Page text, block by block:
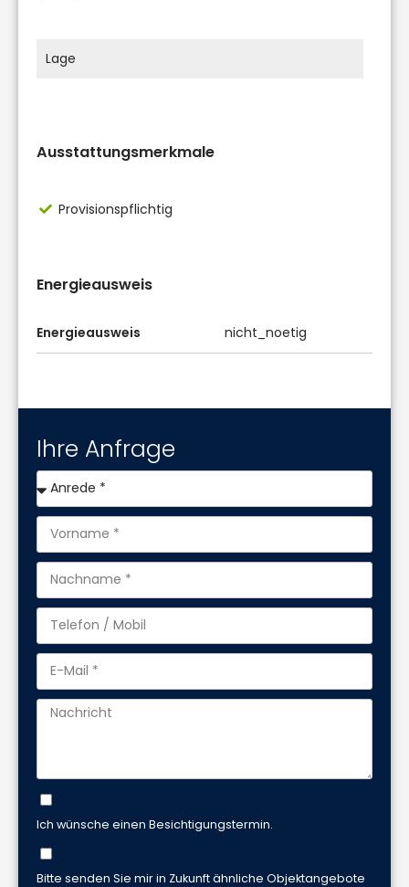
Lage
Ausstattungsmerkmale
Provisionspflichtig
Energieausweis
Energieausweis nicht_noetig
Ihre Anfrage
Ich wünsche einen Besichtigungstermin.
Bitte senden Sie mir in Zukunft ähnliche Objektangebote